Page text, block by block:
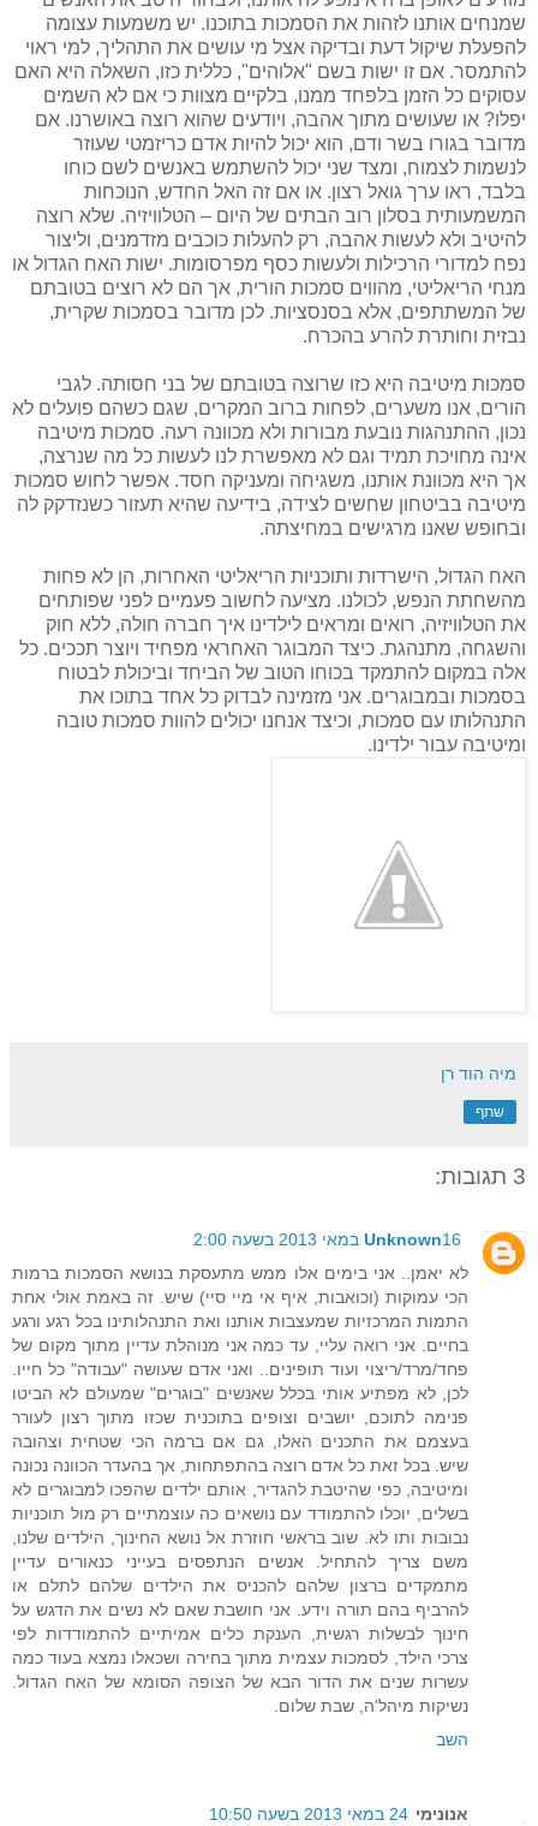
שמנחים אותנו לזהות את הסמכות בתוכנו. יש משמעות עצומה
להפעלת שיקול דעת ובדיקה אצל מי עושים את התהליך, למי ראוי
להתמסר. אם זו ישות בשם "אלוהים", כללית כזו, השאלה היא האם
עסוקים כל הזמן בלפחד ממנו, בלקיים מצוות כי אם לא השמים
יפלו? או שעושים מתוך אהבה, ויודעים שהוא רוצה באושרנו. אם
מדובר בגורו בשר ודם, הוא יכול להיות אדם כריזמטי שעוזר
לנשמות לצמוח, ומצד שני יכול להשתמש באנשים לשם כוחו
בלבד, ראו ערך גואל רצון. או אם זה האל החדש, הנוכחות
המשמעותית בסלון רוב הבתים של היום – הטלוויזיה. שלא רוצה
להיטיב ולא לעשות אהבה, רק להעלות כוכבים מזדמנים, וליצור
נפח למדורי הרכילות ולעשות כסף מפרסומות. ישות האח הגדול או
מנחי הריאליטי, מהווים סמכות הורית, אך הם לא רוצים בטובתם
של המשתתפים, אלא בסנסציות. לכן מדובר בסמכות שקרית,
נבזית וחותרת להרע בהכרח.
סמכות מיטיבה היא כזו שרוצה בטובתם של בני חסותה. לגבי
הורים, אנו משערים, לפחות ברוב המקרים, שגם כשהם פועלים לא
נכון, ההתנהגות נובעת מבורות ולא מכוונה רעה. סמכות מיטיבה
אינה מחויכת תמיד וגם לא מאפשרת לנו לעשות כל מה שנרצה,
אך היא מכוונת אותנו, משגיחה ומעניקה חסד. אפשר לחוש סמכות
מיטיבה בביטחון שחשים לצידה, בידיעה שהיא תעזור כשנזדקק לה
ובחופש שאנו מרגישים במחיצתה.
האח הגדול, הישרדות ותוכניות הריאליטי האחרות, הן לא פחות
מהשחתת הנפש, לכולנו. מציעה לחשוב פעמיים לפני שפותחים
את הטלוויזיה, רואים ומראים לילדינו איך חברה חולה, ללא חוק
והשגחה, מתנהגת. כיצד המבוגר האחראי מפחיד ויוצר תככים. כל
אלה במקום להתמקד בכוחו הטוב של הביחד וביכולת לבטוח
בסמכות ובמבוגרים. אני מזמינה לבדוק כל אחד בתוכו את
התנהלותו עם סמכות, וכיצד אנחנו יכולים להוות סמכות טובה
ומיטיבה עבור ילדינו.
מיה הוד רן
שתף
3 תגובות:
Unknown16 במאי 2013 בשעה 2:00
לא יאמן.. אני בימים אלו ממש מתעסקת בנושא הסמכות ברמות
הכי עמוקות (וכואבות, איף אי מיי סיי) שיש. זה באמת אולי אחת
התמות המרכזיות שמעצבות אותנו ואת התנהלותינו בכל רגע ורגע
בחיים. אני רואה עליי, עד כמה אני מנוהלת עדיין מתוך מקום של
פחד/מרד/ריצוי ועוד תופינים.. ואני אדם שעושה "עבודה" כל חייו.
לכן, לא מפתיע אותי בכלל שאנשים "בוגרים" שמעולם לא הביטו
פנימה לתוכם, יושבים וצופים בתוכנית שכזו מתוך רצון לעורר
בעצמם את התכנים האלו, גם אם ברמה הכי שטחית וצהובה
שיש. בכל זאת כל אדם רוצה בהתפתחות, אך בהעדר הכוונה נכונה
ומיטיבה, כפי שהיטבת להגדיר, אותם ילדים שהפכו למבוגרים לא
בשלים, יוכלו להתמודד עם נושאים כה עוצמתיים רק מול תוכניות
נבובות ותו לא. שוב בראשי חוזרת אל נושא החינוך, הילדים שלנו,
משם צריך להתחיל. אנשים הנתפסים בעייני כנאורים עדיין
מתמקדים ברצון שלהם להכניס את הילדים שלהם לתלם או
להרביף בהם תורה וידע. אני חושבת שאם לא נשים את הדגש על
חינוך לבשלות רגשית, הענקת כלים אמיתיים להתמודדות לפי
צרכי הילד, לסמכות עצמית מתוך בחירה ושכאלו נמצא בעוד כמה
עשרות שנים את הדור הבא של הצופה הסומא של האח הגדול.
נשיקות מיהל'ה, שבת שלום.
השב
אנונימי 24 במאי 2013 בשעה 10:50